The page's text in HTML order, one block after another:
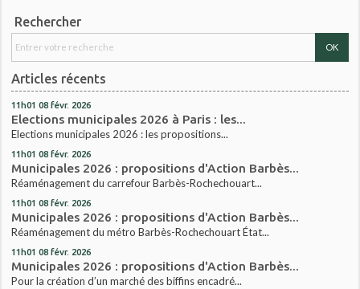
Rechercher
Articles récents
11h01 08 févr. 2026
Elections municipales 2026 à Paris : les...
Elections municipales 2026 : les propositions...
11h01 08 févr. 2026
Municipales 2026 : propositions d'Action Barbès...
Réaménagement du carrefour Barbès-Rochechouart...
11h01 08 févr. 2026
Municipales 2026 : propositions d'Action Barbès...
Réaménagement du métro Barbès-Rochechouart État...
11h01 08 févr. 2026
Municipales 2026 : propositions d'Action Barbès...
Pour la création d’un marché des biffins encadré...